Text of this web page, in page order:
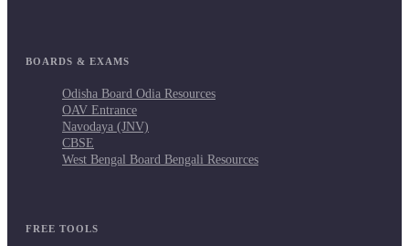
BOARDS & EXAMS
Odisha Board Odia Resources
OAV Entrance
Navodaya (JNV)
CBSE
West Bengal Board Bengali Resources
FREE TOOLS